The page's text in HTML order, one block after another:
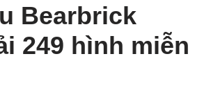
Bearbrick
249 hình miễn